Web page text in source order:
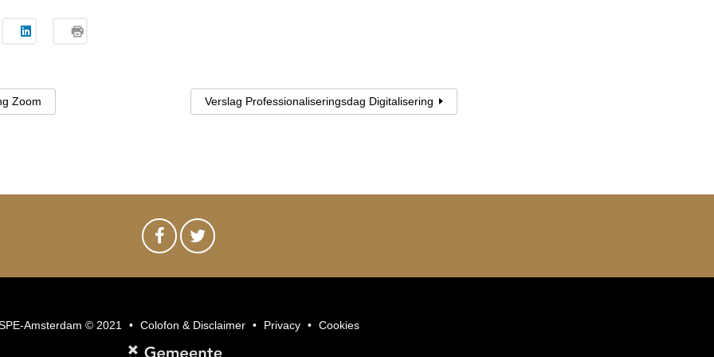
Zoom Verslag Professionaliseringsdag Digitalisering
Amsterdam © 2021 Colofon & Disclaimer Privacy Cookies